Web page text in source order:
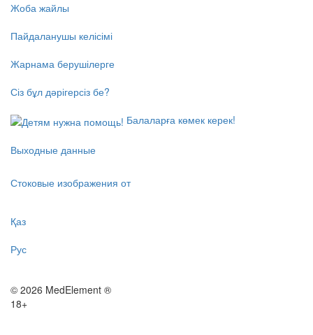
Жоба жайлы
Пайдаланушы келісімі
Жарнама берушілерге
Сіз бұл дәрігерсіз бе?
Балаларға көмек керек!
Выходные данные
Стоковые изображения от
Қаз
Рус
© 2026 MedElement ®
18+